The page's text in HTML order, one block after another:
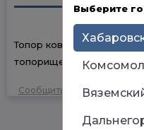
Топор кованый TUNDRA,
топорище 38 см, 800 г
Сообщить об ошибке
Выберите